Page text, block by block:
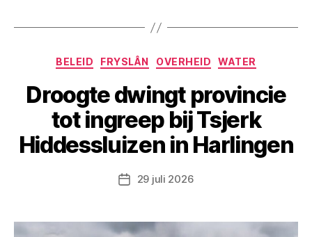
Categorieën
BELEID FRYSLÂN OVERHEID WATER
Droogte dwingt provincie
tot ingreep bij Tsjerk
Hiddessluizen in Harlingen
Berichtdatum
29 juli 2026